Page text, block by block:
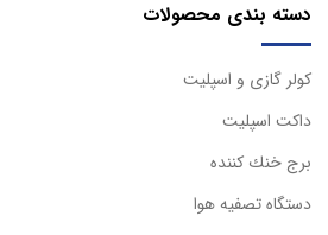
دسته بندی محصولات
كولر گازی و اسپليت
داكت اسپليت
برج خنك كننده
دستگاه تصفيه هوا